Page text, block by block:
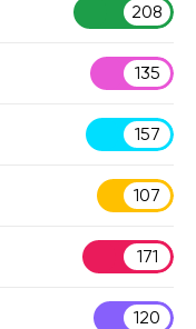
208
135
157
107
171
120